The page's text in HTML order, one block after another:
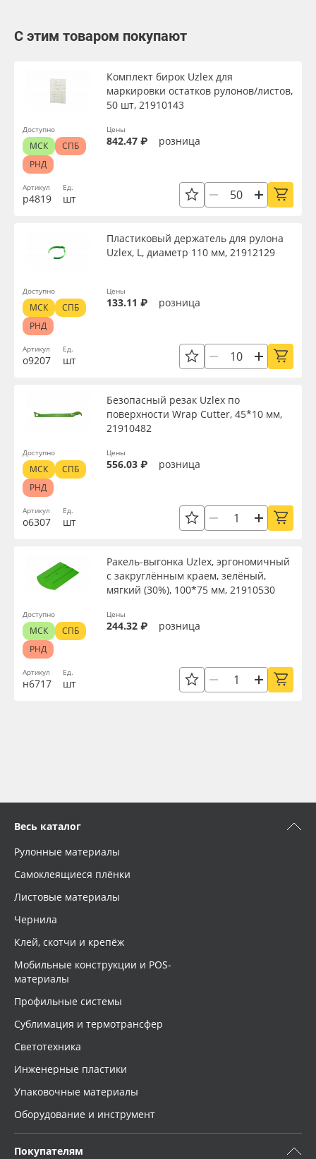
С этим товаром покупают
Артикул
р4819
Комплект бирок Uzlex для
маркировки остатков рулонов/листов,
50 шт, 21910143
Ед.
шт
Цены
842.47 ₽ розница
Доступно
МСК
СПБ
РНД
Артикул
о9207
Пластиковый держатель для рулона
Uzlex, L, диаметр 110 мм, 21912129
Ед.
шт
Цены
133.11 ₽ розница
Доступно
МСК
СПБ
РНД
Артикул
о6307
Безопасный резак Uzlex по
поверхности Wrap Cutter, 45*10 мм,
21910482
Ед.
шт
Цены
556.03 ₽ розница
Доступно
МСК
СПБ
РНД
Артикул
н6717
Ракель-выгонка Uzlex, эргономичный
с закруглённым краем, зелёный,
мягкий (30%), 100*75 мм, 21910530
Ед.
шт
Цены
244.32 ₽ розница
Доступно
МСК
СПБ
РНД
Весь каталог
Рулонные материалы
Самоклеящиеся плёнки
Листовые материалы
Чернила
Клей, скотчи и крепёж
Мобильные конструкции и POS-
материалы
Профильные системы
Сублимация и термотрансфер
Светотехника
Инженерные пластики
Упаковочные материалы
Оборудование и инструмент
Покупателям